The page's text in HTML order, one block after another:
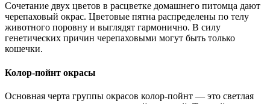
Сочетание двух цветов в расцветке домашнего питомца дают
черепаховый окрас. Цветовые пятна распределены по телу
животного поровну и выглядят гармонично. В силу
генетических причин черепаховыми могут быть только
кошечки.
Колор-пойнт окрасы
Основная черта группы окрасов колор-пойнт — это светлая